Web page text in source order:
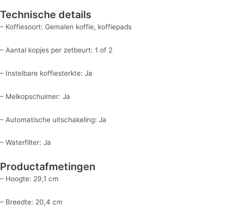
Technische details
– Koffiesoort: Gemalen koffie, koffiepads
– Aantal kopjes per zetbeurt: 1 of 2
– Instelbare koffiesterkte: Ja
– Melkopschuimer: Ja
– Automatische uitschakeling: Ja
– Waterfilter: Ja
Productafmetingen
– Hoogte: 29,1 cm
– Breedte: 20,4 cm